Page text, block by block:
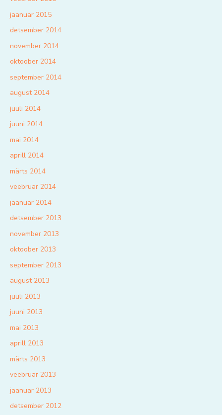
jaanuar 2015
detsember 2014
november 2014
oktoober 2014
september 2014
august 2014
juuli 2014
juuni 2014
mai 2014
aprill 2014
märts 2014
veebruar 2014
jaanuar 2014
detsember 2013
november 2013
oktoober 2013
september 2013
august 2013
juuli 2013
juuni 2013
mai 2013
aprill 2013
märts 2013
veebruar 2013
jaanuar 2013
detsember 2012